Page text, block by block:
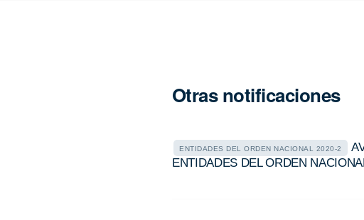
Otras notificaciones
ENTIDADES DEL ORDEN NACIONAL 2020-2
ENTIDADES DEL ORDEN